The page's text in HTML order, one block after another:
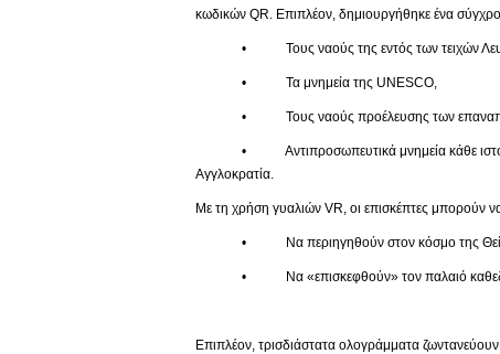
κωδικών QR. Επιπλέον, δημιουργήθηκε ένα
• Τους ναούς της εντός των τειχών
• Τα μνημεία της UNESCO,
• Τους ναούς προέλευσης των
• Αντιπροσωπευτικά μνημεία κάθε ιστορικής
Αγγλοκρατία.
Με τη χρήση γυαλιών VR, οι επισκέπτες μπορούν
• Να περιηγηθούν στον κόσμο της Θείας
• Να «επισκεφθούν» τον παλαιό
Επιπλέον, τρισδιάστατα ολογράμματα